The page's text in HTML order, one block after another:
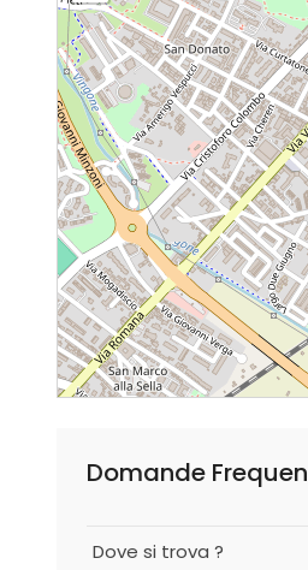
Domande
Dove si trova ?